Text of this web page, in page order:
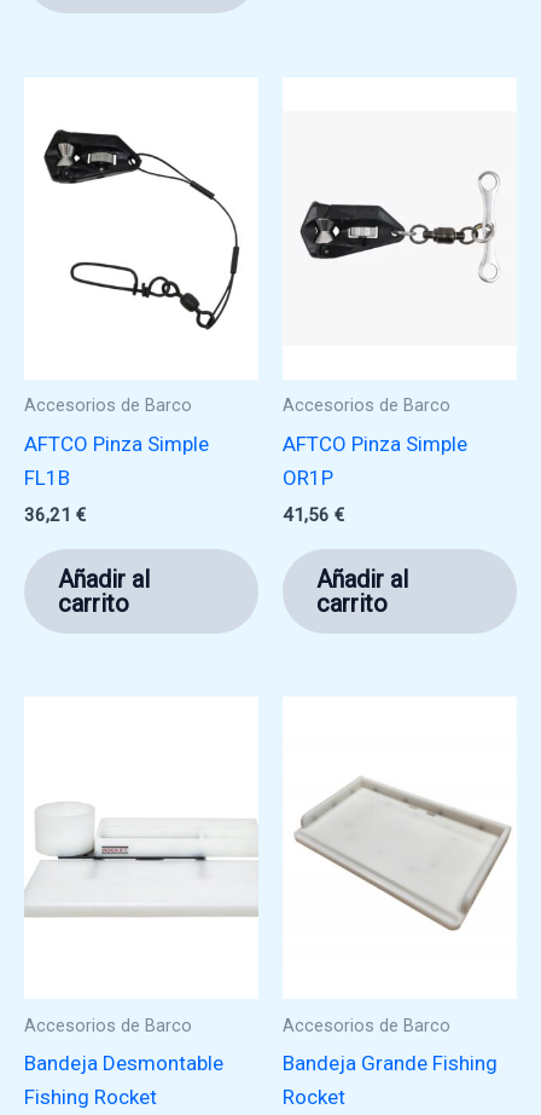
Accesorios de Barco
AFTCO Pinza Simple
FL1B
36,21 €
Añadir al
carrito
Accesorios de Barco
AFTCO Pinza Simple
OR1P
41,56 €
Añadir al
carrito
Accesorios de Barco
Bandeja Desmontable
Fishing Rocket
Accesorios de Barco
Bandeja Grande Fishing
Rocket